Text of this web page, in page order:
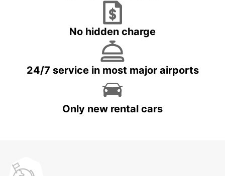
No hidden charge
24/7 service in most major airports
Only new rental cars